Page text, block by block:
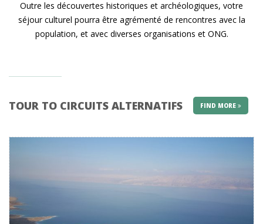
Outre les découvertes historiques et archéologiques, votre
séjour culturel pourra être agrémenté de rencontres avec la
population, et avec diverses organisations et ONG.
TOUR TO CIRCUITS ALTERNATIFS FIND MORE